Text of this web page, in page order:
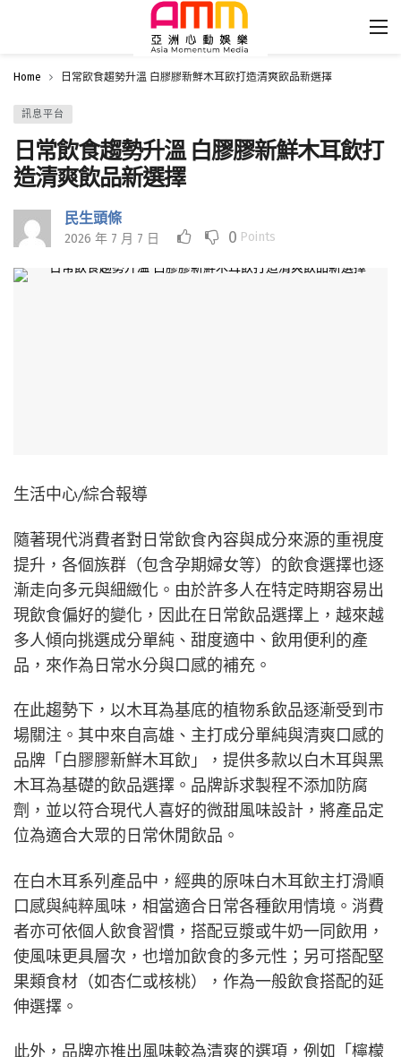
Home 日常飲食趨勢升溫 白膠膠新鮮木耳飲打造清爽飲品新選擇
訊息平台
日常飲食趨勢升溫 白膠膠新鮮木耳飲打
造清爽飲品新選擇
民生頭條
2026 年 7 月 7 日 0 Points
生活中心/綜合報導
隨著現代消費者對日常飲食內容與成分來源的重視度
提升，各個族群（包含孕期婦女等）的飲食選擇也逐
漸走向多元與細緻化。由於許多人在特定時期容易出
現飲食偏好的變化，因此在日常飲品選擇上，越來越
多人傾向挑選成分單純、甜度適中、飲用便利的產
品，來作為日常水分與口感的補充。
在此趨勢下，以木耳為基底的植物系飲品逐漸受到市
場關注。其中來自高雄、主打成分單純與清爽口感的
品牌「白膠膠新鮮木耳飲」，提供多款以白木耳與黑
木耳為基礎的飲品選擇。品牌訴求製程不添加防腐
劑，並以符合現代人喜好的微甜風味設計，將產品定
位為適合大眾的日常休閒飲品。
在白木耳系列產品中，經典的原味白木耳飲主打滑順
口感與純粹風味，相當適合日常各種飲用情境。消費
者亦可依個人飲食習慣，搭配豆漿或牛奶一同飲用，
使風味更具層次，也增加飲食的多元性；另可搭配堅
果類食材（如杏仁或核桃），作為一般飲食搭配的延
伸選擇。
此外，品牌亦推出風味較為清爽的選項，例如「檸檬